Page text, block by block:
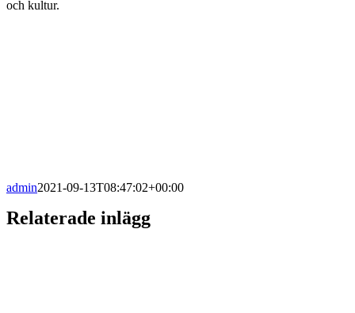
och kultur.
admin2021-09-13T08:47:02+00:00
Relaterade inlägg